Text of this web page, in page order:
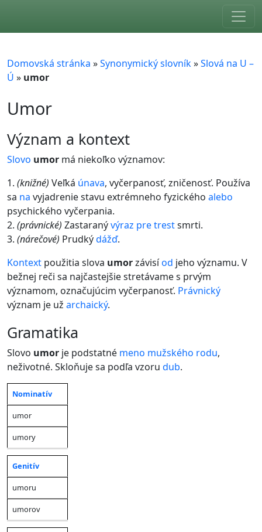
Domovská stránka »Synonymický slovník»Slová na U –
Ú » umor
Umor
význam a kontext
Slovo umor má niekoľko významov:
1. (knižné) Veľká únava, vyčerpanosť, zničenosť. Používa
sa na vyjadrenie stavu extrémneho fyzického alebo
psychického vyčerpania.
2. (právnické) Zastaranývýraz pretrestsmrti.
3. (nárečové) Prudkýdážď.
Kontext použitia slova umorzávisíod jeho významu. V
bežnej reči sa najčastejšie stretávame s prvým
významom, označujúcim vyčerpanosť. Právnický
význam je už archaický.
gramatika
Slovo umor je podstatné meno mužského rodu,
neživotné. Skloňuje sa podľa vzoru dub.
Pád
Jednotné
číslo
Nominatív
umor
umory
Genitív
umoru
umorov